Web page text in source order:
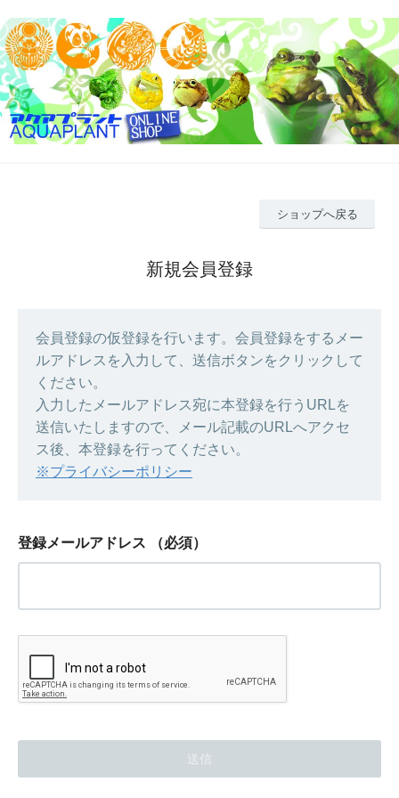
ショップへ戻る
新規会員登録
会員登録の仮登録を行います。会員登録をするメー
ルアドレスを入力して、送信ボタンをクリックして
ください。
入力したメールアドレス宛に本登録を行うURLを
送信いたしますので、メール記載のURLへアクセ
ス後、本登録を行ってください。
※プライバシーポリシー
登録メールアドレス （必須）